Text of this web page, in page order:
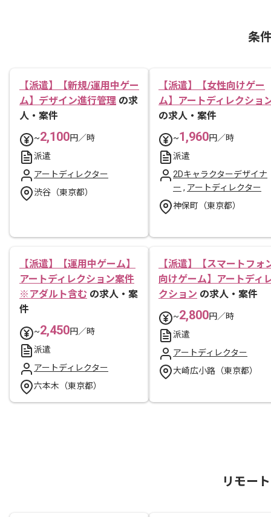
条
【派遣】【新規/運用中ゲー
ム】デザイン進行管理 の求
人・案件
~2,100円／時
派遣
アートディレクター
渋谷（東京都）
【派遣】【女性向けゲー
ム】アートディレクショ
の求人・案件
~1,960円／時
派遣
2Dキャラクターデザイナ
ー , アートディレクター
神保町（東京都）
【派遣】【運用中ゲーム】
アートディレクション案件
※アダルト含む の求人・案
件
~2,450円／時
派遣
アートディレクター
六本木（東京都）
【派遣】【スマートフォ
向けゲーム】アートディ
クション の求人・案件
~2,800円／時
派遣
アートディレクター
大崎広小路（東京都）
リモー